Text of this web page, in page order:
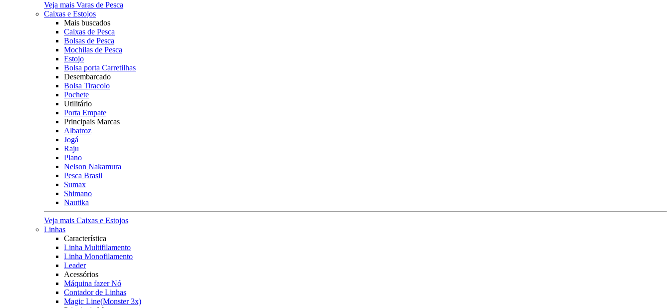
Veja mais Varas de Pesca
Caixas e Estojos
Mais buscados
Caixas de Pesca
Bolsas de Pesca
Mochilas de Pesca
Estojo
Bolsa porta Carretilhas
Desembarcado
Bolsa Tiracolo
Pochete
Utilitário
Porta Empate
Principais Marcas
Albatroz
Jogá
Raju
Plano
Nelson Nakamura
Pesca Brasil
Sumax
Shimano
Nautika
Veja mais Caixas e Estojos
Linhas
Característica
Linha Multifilamento
Linha Monofilamento
Leader
Acessórios
Máquina fazer Nó
Contador de Linhas
Magic Line(Monster 3x)